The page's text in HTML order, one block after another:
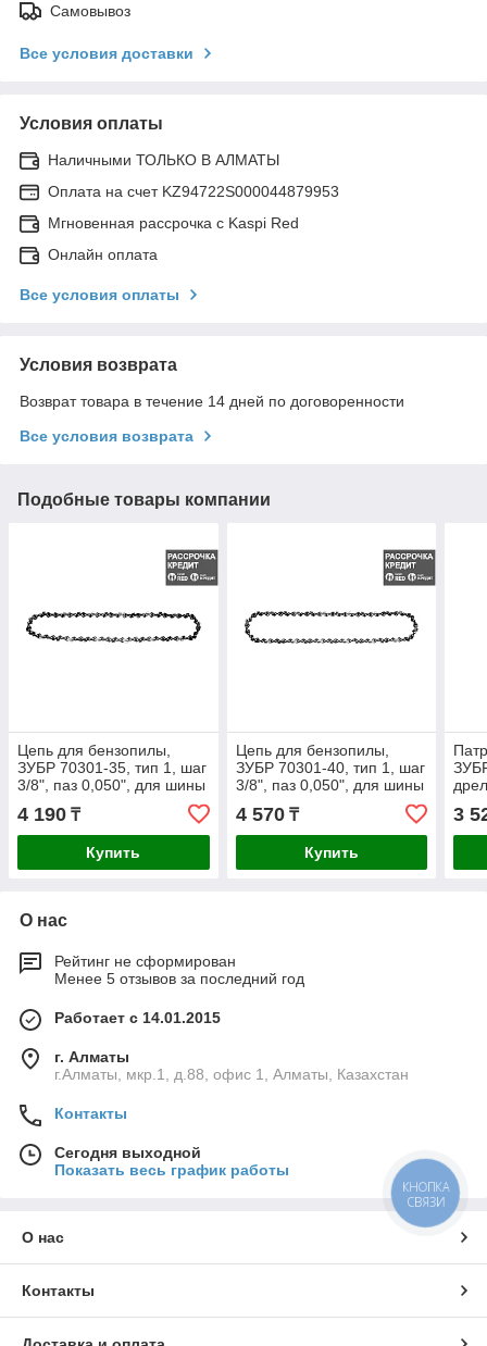
Самовывоз
Все условия доставки
Условия оплаты
Наличными ТОЛЬКО В АЛМАТЫ
Оплата на счет KZ94722S000044879953
Мгновенная рассрочка с Kaspi Red
Онлайн оплата
Все условия оплаты
Условия возврата
Возврат товара в течение 14 дней по договоренности
Все условия возврата
Подобные товары компании
Цепь для бензопилы,
ЗУБР 70301-35, тип 1, шаг
3/8", паз 0,050", для шины
14"(35 см) (70301-35)
4 190 ₸
Купить
Цепь для бензопилы,
ЗУБР 70301-40, тип 1, шаг
3/8", паз 0,050", для шины
16"(40 см) (70301-40)
4 570₸
Купить
1,5
3
О нас
Рейтинг не сформирован
Менее 5 отзывов за последний год
Работает с 14.01.2015
г. Алматы
г.Алматы, мкр.1, д.88, офис 1, Алматы, Казахстан
Контакты
Сегодня выходной
Показать весь график работы
О нас
Контакты
КНОПКА
СВЯЗИ